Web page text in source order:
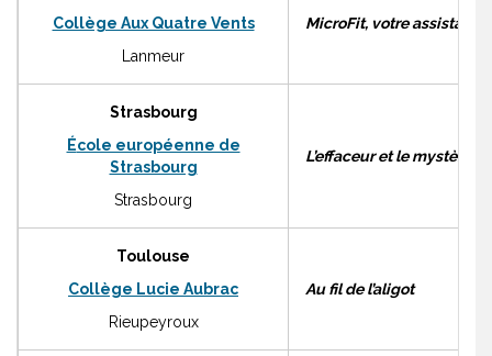
Collège Aux Quatre Vents
Lanmeur
MicroFit, votre assistant
Strasbourg
École européenne de
Strasbourg
Strasbourg
L’effaceur et le mystère
Toulouse
Collège Lucie Aubrac
Rieupeyroux
Au fil de l’aligot